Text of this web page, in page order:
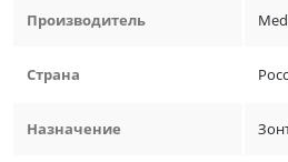
Производитель
Страна
Назначение